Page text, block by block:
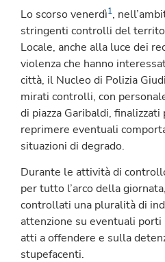
Lo scorso venerdì1,
stringenti controlli del
Locale, anche alla luce dei
violenza che hanno
città, il Nucleo di Polizia
mirati controlli, con
di piazza Garibaldi,
reprimere eventuali
situazioni di degrado.
Durante le attività di
per tutto l’arco della
controllati una pluralità di
attenzione su eventuali
atti a offendere e sulla
stupefacenti.